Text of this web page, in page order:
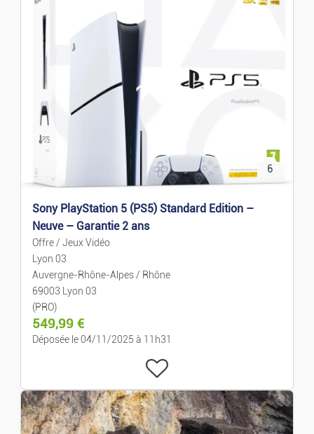
6
Sony PlayStation 5 (PS5) Standard Edition –
Neuve – Garantie 2 ans
Offre / Jeux Vidéo
Lyon 03
Auvergne-Rhône-Alpes / Rhône
69003 Lyon 03
(PRO)
549,99 €
Déposée le 04/11/2025 à 11h31